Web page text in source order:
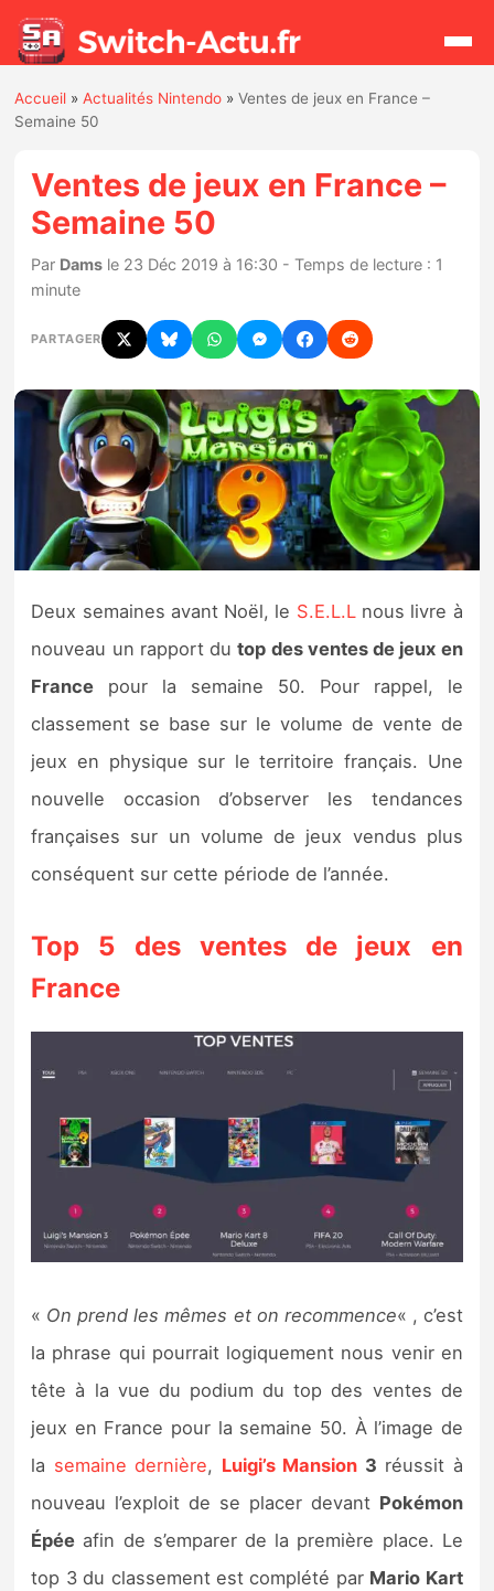
Actualités
Jeux
Hardware
Chiffres de ventes
Rumeurs
Nintendo Direct
Tests et previews
Tests de jeux
Tests d’accessoires
Autres tests
Previews
Précommandes
Précommandes jeux Switch 2
Bons plans
Guides
Accueil »Actualités Nintendo »Ventes de jeux en France –
Semaine 50
Ventes de jeux en France –
Semaine 50
Par Dams le 23 Déc 2019 à 16:30 - Temps de lecture : 1
minute
PARTAGER
Deux semaines avant Noël, le S.E.L.Lnous livre à
nouveau un rapport dutop des ventes de jeux en
France pour la semaine 50. Pour rappel, le
classement se base sur le volume de vente de
jeux en physique sur le territoire français. Une
nouvelle occasion d’observer les tendances
françaises sur un volume de jeux vendus plus
conséquent sur cette période de l’année.
Top 5 des ventes de jeux en
France
« On prend les mêmes et on recommence« , c’est
la phrase qui pourrait logiquement nous venir en
tête à la vue du podium du top des ventes de
jeux en France pour la semaine 50. À l’image de
la semaine dernière, Luigi’s Mansion 3 réussit à
nouveau l’exploit de se placer devant Pokémon
Épée afin de s’emparer de la première place. Le
top 3 du classement est complété par Mario Kart